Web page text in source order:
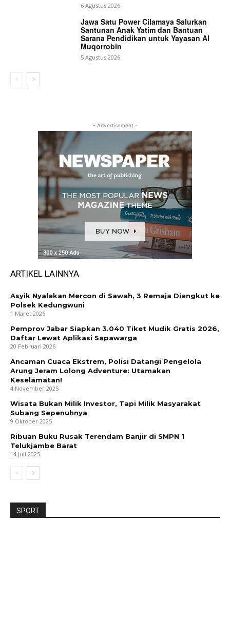
6 Agustus 2026
Jawa Satu Power Cilamaya Salurkan
Santunan Anak Yatim dan Bantuan
Sarana Pendidikan untuk Yayasan Al
Muqorrobin
5 Agustus 2026
- Advertisement -
ARTIKEL LAINNYA
Asyik Nyalakan Mercon di Sawah, 3 Remaja Diangkut ke
Polsek Kedungwuni
1 Maret 2026
Pemprov Jabar Siapkan 3.040 Tiket Mudik Gratis 2026,
Daftar Lewat Aplikasi Sapawarga
20 Februari 2026
Ancaman Cuaca Ekstrem, Polisi Datangi Pengelola
Arung Jeram Lolong Adventure: Utamakan
Keselamatan!
4 November 2025
Wisata Bukan Milik Investor, Tapi Milik Masyarakat
Subang Sepenuhnya
9 Oktober 2025
Ribuan Buku Rusak Terendam Banjir di SMPN 1
Telukjambe Barat
14 Juli 2025
SPORT